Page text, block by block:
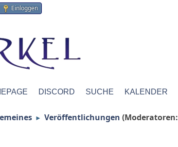
Einloggen
DISCORD SUCHE KALENDER
► Veröffentlichungen (Moderatoren: